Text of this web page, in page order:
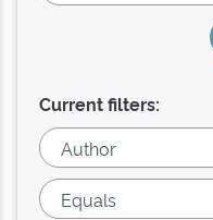
Current filters: